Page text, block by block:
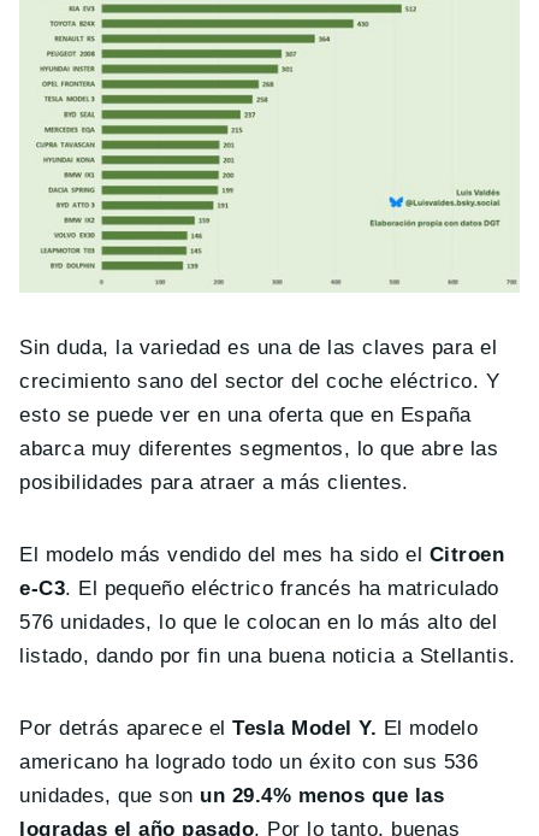
Sin duda, la variedad es una de las claves para el
crecimiento sano del sector del coche eléctrico. Y
esto se puede ver en una oferta que en España
abarca muy diferentes segmentos, lo que abre las
posibilidades para atraer a más clientes.
El modelo más vendido del mes ha sido el Citroen
e-C3. El pequeño eléctrico francés ha matriculado
576 unidades, lo que le colocan en lo más alto del
listado, dando por fin una buena noticia a Stellantis.
Por detrás aparece elTesla Model Y. El modelo
americano ha logrado todo un éxito con sus 536
unidades, que son un 29.4% menos que las
logradas el año pasado. Por lo tanto, buenas